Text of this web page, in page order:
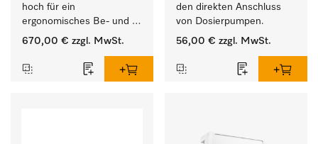
hoch für ein
ergonomisches Be- und
Entladen von
Trockner.
670,00 € zzgl. MwSt.
den direkten Anschluss
von Dosierpumpen.
56,00 € zzgl. MwSt.